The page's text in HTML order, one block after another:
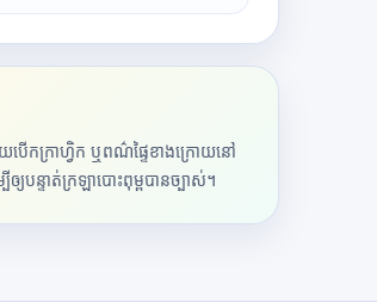
បើកក្រាហ្វិក ឬពណ៌ផ្ទៃខាងក្រោយនៅ
បីឲ្យបន្ទាត់ក្រឡាបោះពុម្ពបានច្បាស់។